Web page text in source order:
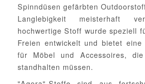
Spinndüsen gefärbten
Langlebigkeit meisterhaft
hochwertige Stoff wurde speziell
Freien entwickelt und bietet eine
für Möbel und Accessoires,
standhalten müssen.